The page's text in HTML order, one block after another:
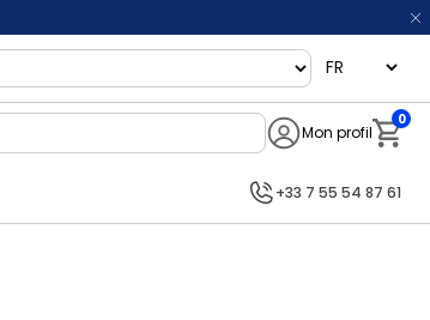
language
Mon profil
0
+33 7 55 54 87 61